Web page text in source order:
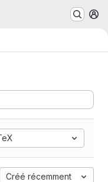
Créé récemment